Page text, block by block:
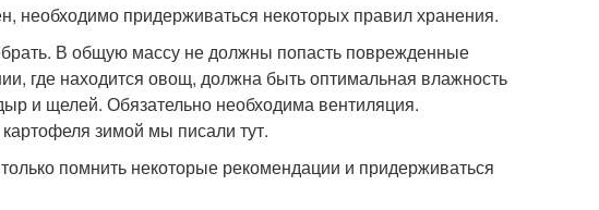
необходимо придерживаться некоторых правил хранения.
В общую массу не должны попасть поврежденные
где находится овощ, должна быть оптимальная влажность
и щелей. Обязательно необходима вентиляция.
зимой мы писали тут.
помнить некоторые рекомендации и придерживаться